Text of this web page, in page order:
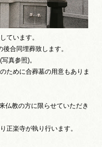
ています。
合同埋葬致します。
真参照)。
ために合葬墓の用意もありま
仏教の方に限らせていただき
正楽寺が執り行います。